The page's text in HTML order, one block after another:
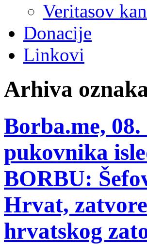
Veritasov
Donacije
Linkovi
Arhiva
Borba.me,
pukovnika
BORBU:
Hrvat,
hrvatskog